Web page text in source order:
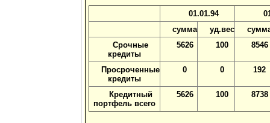
01.01.94
сумма
уд.вес
Срочные
кредиты
5626 100 8546
Просроченные
кредиты
0 0 192
Кредитный
портфель всего
5626 100 8738